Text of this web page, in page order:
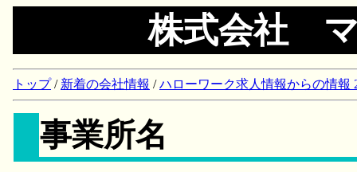
株式会社
トップ/ 新着の会社情報 /ハローワーク求人情報からの情報
事業所名